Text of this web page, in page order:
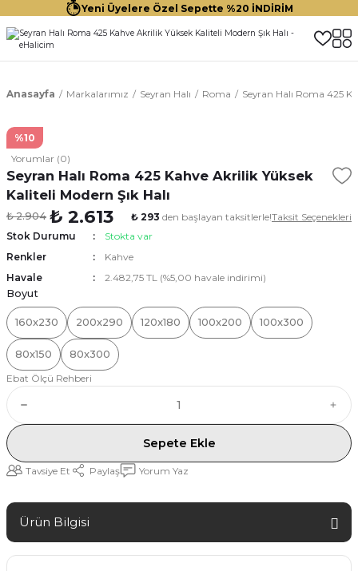
Yeni Üyelere Özel Sepette %20 İNDİRİM
Anasayfa Markalarımız Seyran Halı Roma Seyran Halı Roma 425
%10
Yorumlar (0)
Seyran Halı Roma 425 Kahve Akrilik Yüksek
Kaliteli Modern Şık Halı
₺ 2.904 ₺ 2.613 ₺ 293 den başlayan taksitlerle!Taksit Seçenekleri
Stok Durumu
Stokta var
Renkler
Kahve
Havale
2.482,75 TL (%5,00 havale indirimi)
Boyut
160x230 200x290 120x180 100x200 100x300
80x150
80x300
Ebat Ölçü Rehberi
Sepete Ekle
Tavsiye Et Paylaş Yorum Yaz
Ürün Bilgisi